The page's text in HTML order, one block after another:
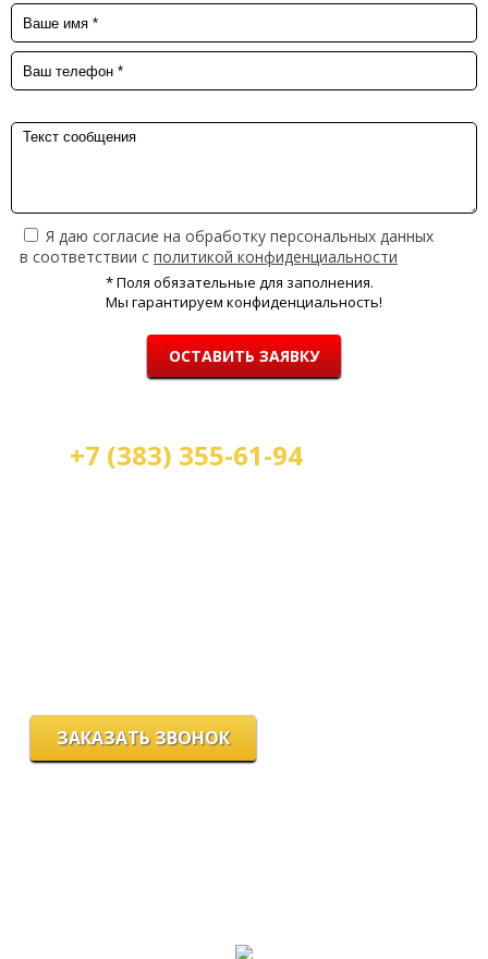
Я даю согласие на обработку персональных данных
в соответствии с политикой конфиденциальности
* Поля обязательные для заполнения.
Мы гарантируем конфиденциальность!
ОСТАВИТЬ ЗАЯВКУ
+7 (383) 355-61-94
ЗАКАЗАТЬ ЗВОНОК